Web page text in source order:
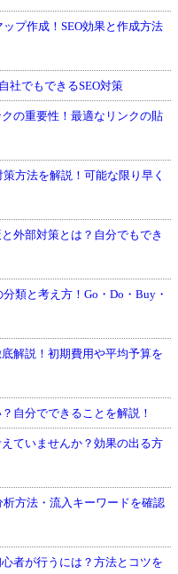
プ作成！SEO効果と作成方法
社でもできるSEO対策
の重要性！最適なリンクの貼
方法を解説！可能な限り早く
外部対策とは？自分でもでき
類と考え方！Go・Do・Buy・
解説！初期費用や平均予算を
自分でできることを解説！
ていませんか？効果の出る方
方法・流入キーワードを確認
者が行うには？方法とコツを